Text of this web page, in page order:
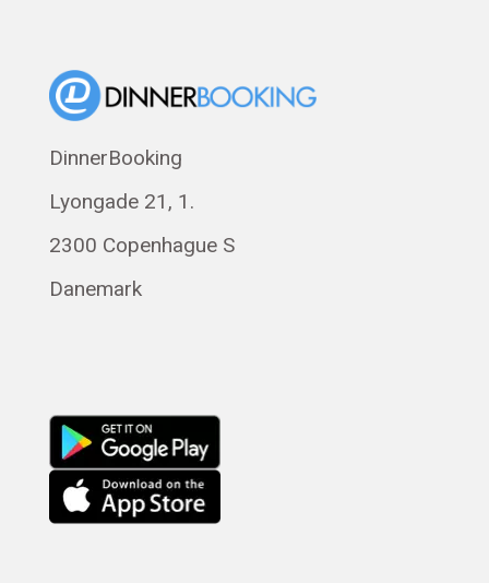
Norsk bokmål
Polski
Svenska
Română
DinnerBooking
Lyongade 21, 1.
2300 Copenhague S
Danemark